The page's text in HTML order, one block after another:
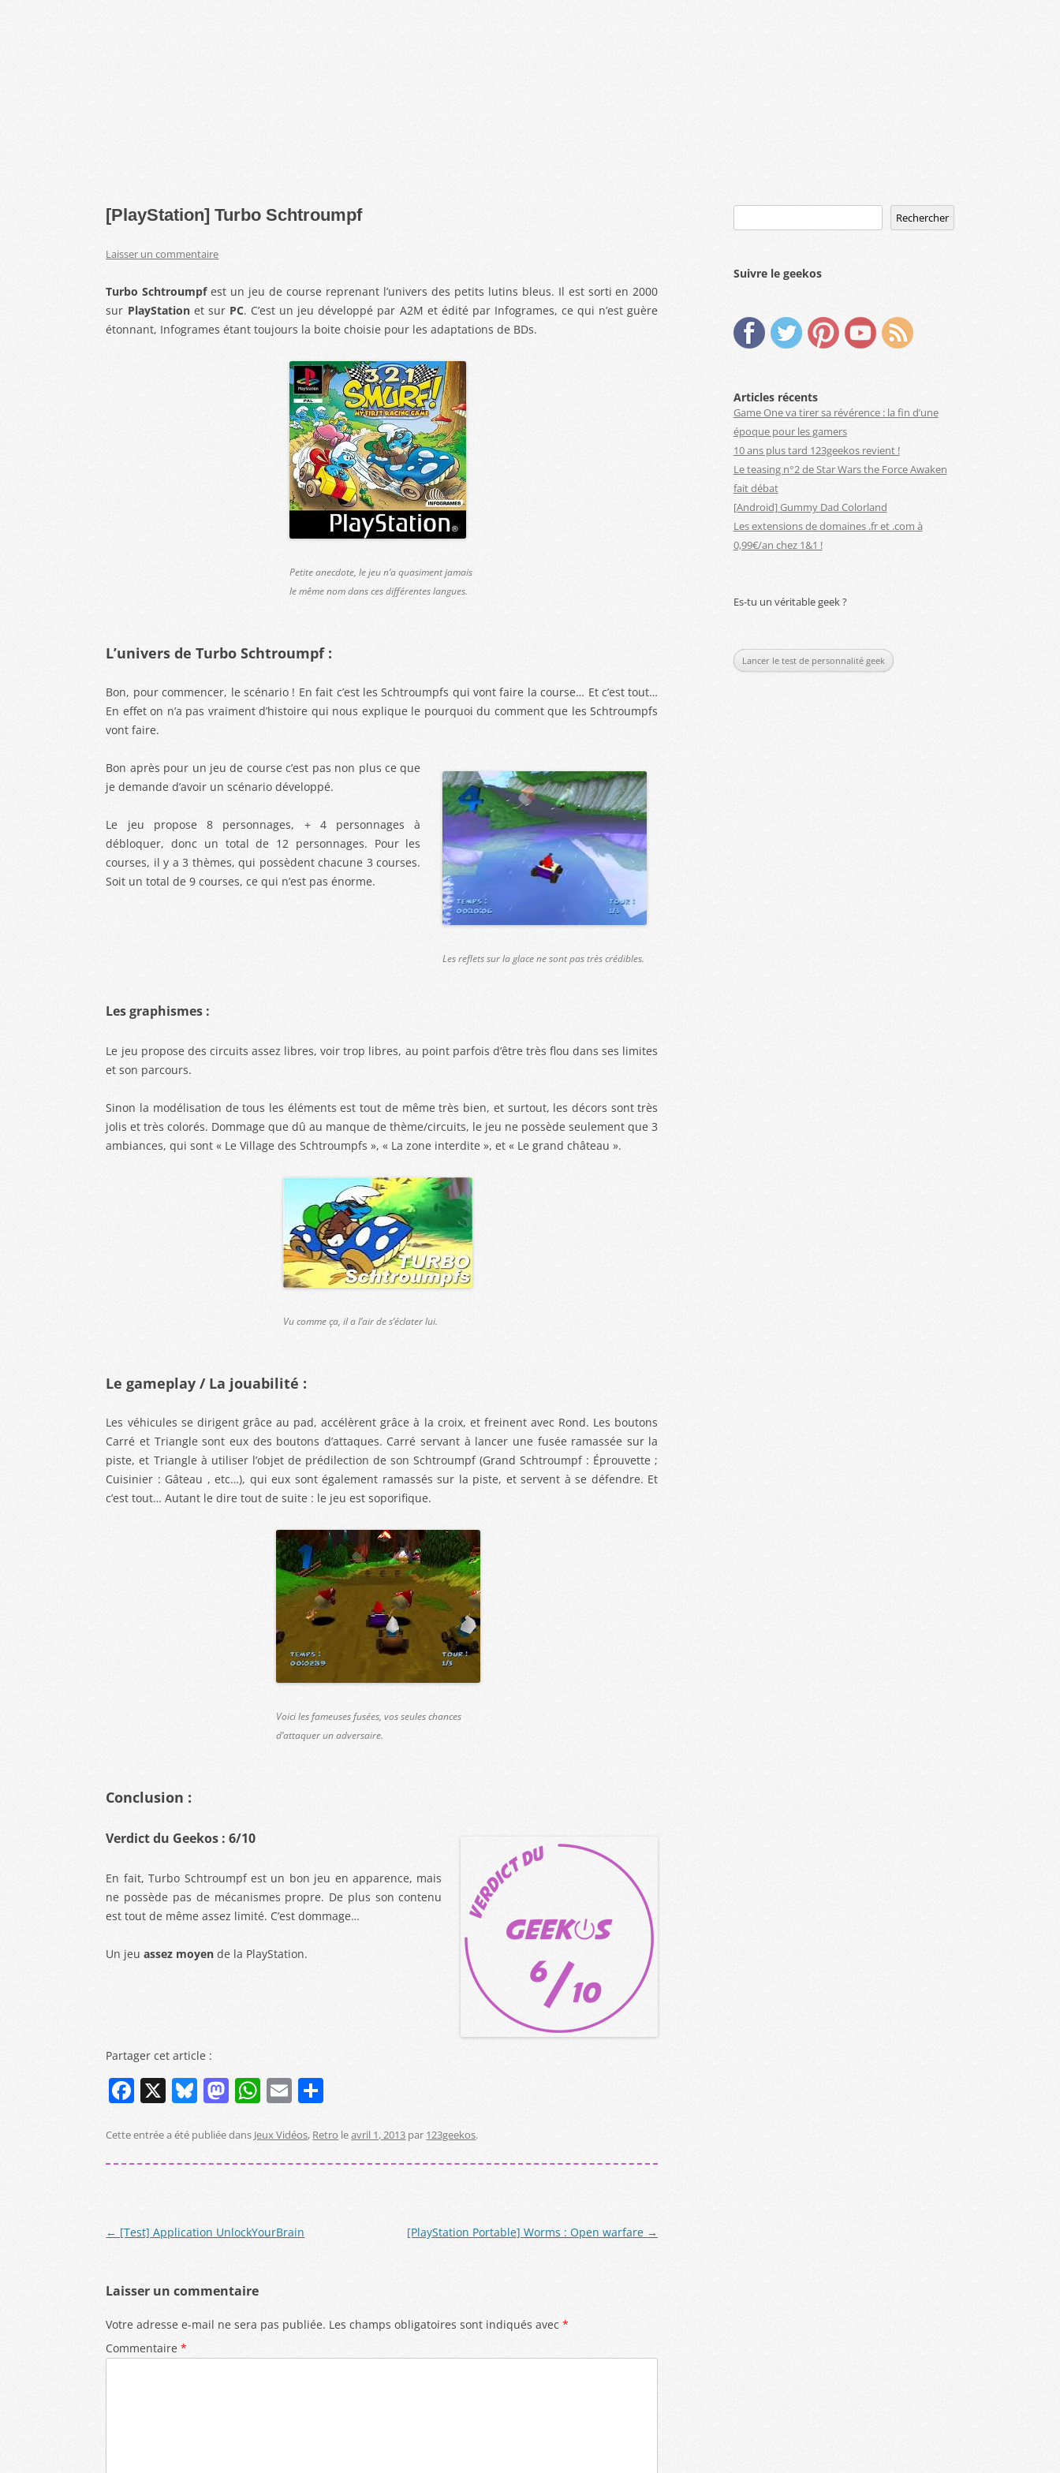
[PlayStation] Turbo Schtroumpf
Laisser un commentaire
Turbo Schtroumpfest un jeu de course reprenant l’univers des petits lutins bleus. Il est sorti en 2000
sur PlayStationet surPC. C’est un jeu développé par A2M et édité par Infogrames, ce qui n’est guère
étonnant, Infogrames étant toujours la boite choisie pour les adaptations de BDs.
Petite anecdote, le jeu n’a quasiment jamais
le même nom dans ces différentes langues.
L’univers de Turbo Schtroumpf :
Bon, pour commencer, le scénario ! En fait c’est les Schtroumpfs qui vont faire la course… Et c’est tout…
En effet on n’a pas vraiment d’histoire qui nous explique le pourquoi du comment que les Schtroumpfs
vont faire.
Les reflets sur la glace ne sont pas très crédibles.
Bon après pour un jeu de course c’est pas non plus ce que
je demande d’avoir un scénario développé.
Le jeu propose 8 personnages, + 4 personnages à
débloquer, donc un total de 12 personnages. Pour les
courses, il y a 3 thèmes, qui possèdent chacune 3 courses.
Soit un total de 9 courses, ce qui n’est pas énorme.
Les graphismes :
Le jeu propose des circuits assez libres, voir trop libres, au point parfois d’être très flou dans ses limites
et son parcours.
Sinon la modélisation de tous les éléments est tout de même très bien, et surtout, les décors sont très
jolis et très colorés. Dommage que dû au manque de thème/circuits, le jeu ne possède seulement que 3
ambiances, qui sont « Le Village des Schtroumpfs », « La zone interdite », et « Le grand château ».
Vu comme ça, il a l’air de s’éclater lui.
Le gameplay / La jouabilité :
Les véhicules se dirigent grâce au pad, accélèrent grâce à la croix, et freinent avec Rond. Les boutons
Carré et Triangle sont eux des boutons d’attaques. Carré servant à lancer une fusée ramassée sur la
piste, et Triangle à utiliser l’objet de prédilection de son Schtroumpf (Grand Schtroumpf : Éprouvette ;
Cuisinier : Gâteau , etc…), qui eux sont également ramassés sur la piste, et servent à se défendre. Et
c’est tout… Autant le dire tout de suite : le jeu est soporifique.
Voici les fameuses fusées, vos seules chances
d’attaquer un adversaire.
Conclusion :
Verdict du Geekos : 6/10
En fait, Turbo Schtroumpf est un bon jeu en apparence, mais
ne possède pas de mécanismes propre. De plus son contenu
est tout de même assez limité. C’est dommage…
Un jeuassez moyen de la PlayStation.
Partager cet article :
F
c
e
o
X Bl
e
sk
M
st
o
n
W
at
s
p
E
ai
l
ta
g
Cette entrée a été publiée dans Jeux Vidéos, Retro leavril 1, 2013 par 123geekos.
Navigation
← [Test] Application UnlockYourBrain [PlayStation Portable] Worms : Open warfare →
Laisser un commentaire
Votre adresse e-mail ne sera pas publiée. Les champs obligatoires sont indiqués avec*
Commentaire*
Rechercher
Suivre le geekos
Articles récents
Game One va tirer sa révérence : la fin d’une
époque pour les gamers
10 ans plus tard 123geekos revient !
Le teasing n°2 de Star Wars the Force Awaken
fait débat
[Android] Gummy Dad Colorland
Les extensions de domaines .fr et .com à
0,99€/an chez 1&1 !
Es-tu un véritable geek ?
Lancer le test de personnalité geek